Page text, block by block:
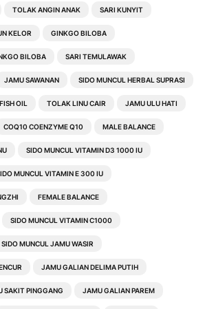
TOLAK ANGIN ANAK SARI KUNYIT
KELOR GINKGO BILOBA
BILOBA SARI TEMULAWAK
JAMU SAWANAN SIDO MUNCUL HERBAL SUPRASI
FISH OIL TOLAK LINU CAIR JAMU ULU HATI
COQ10 COENZYME Q10 MALE BALANCE
SIDO MUNCUL VITAMIN D3 1000 IU
MUNCUL VITAMIN E 300 IU
FEMALE BALANCE
SIDO MUNCUL VITAMIN C1000
SIDO MUNCUL JAMU WASIR
JAMU GALIAN DELIMA PUTIH
SAKIT PINGGANG JAMU GALIAN PAREM